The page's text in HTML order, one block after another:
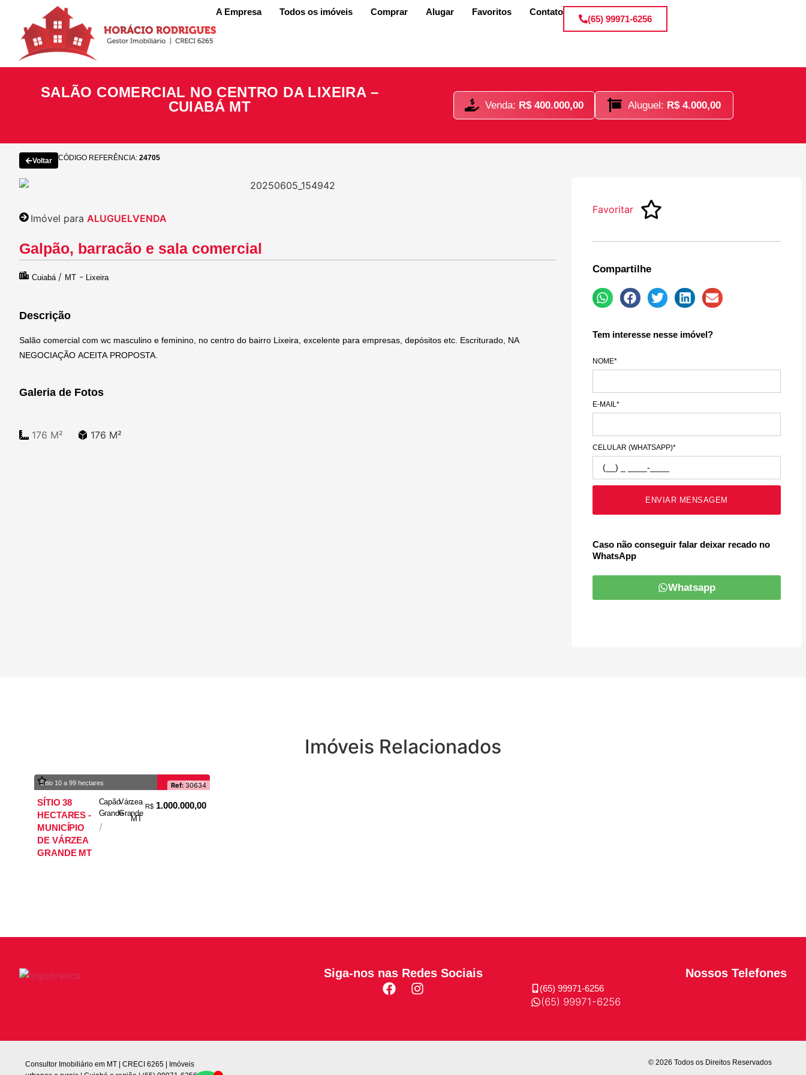
A Empresa Todos os imóveis Comprar Alugar Favoritos Contato
(65) 99971-6256
SALÃO COMERCIAL NO CENTRO DA LIXEIRA –
CUIABÁ MT
Venda: R$ 400.000,00 Aluguel: R$ 4.000,00
Voltar CÓDIGO REFERÊNCIA: 24705
Imóvel para ALUGUELVENDA
Galpão, barracão e sala comercial
Cuiabá / MT - Lixeira
Descrição
Salão comercial com wc masculino e feminino, no centro do bairro Lixeira, excelente para empresas, depósitos etc. Escriturado, NA
NEGOCIAÇÃO ACEITA PROPOSTA.
Galeria de Fotos
176 M² 176 M²
Favoritar
Compartilhe
Tem interesse nesse imóvel?
NOME*
E-MAIL*
CELULAR (WHATSAPP)*
ENVIAR MENSAGEM
Caso não conseguir falar deixar recado no
WhatsApp
Whatsapp
Imóveis Relacionados
Venda
Sítio 10 a 99 hectares Ref:30634
SÍTIO 38
HECTARES -
MUNICÍPIO
DE VÁRZEA
GRANDE MT
Capão
Grande
/
Várzea
Grande
-
MT
R$ 1.000.000,00
Siga-nos nas Redes Sociais Nossos Telefones
(65) 99971-6256
(65) 99971-6256
Consultor Imobiliário em MT | CRECI 6265 | Imóveis
© 2026 Todos os Direitos Reservados